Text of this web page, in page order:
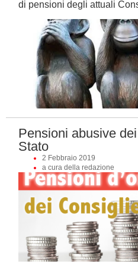
di pensioni degli attuali
Pensioni abusive
Stato
2 Febbraio 2019
a cura della redazione